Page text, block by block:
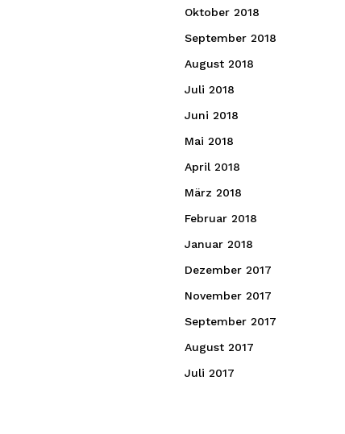
Oktober 2018
September 2018
August 2018
Juli 2018
Juni 2018
Mai 2018
April 2018
März 2018
Februar 2018
Januar 2018
Dezember 2017
November 2017
September 2017
August 2017
Juli 2017